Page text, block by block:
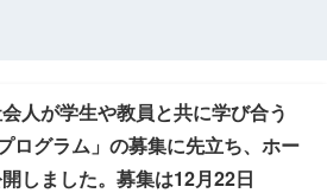
人が学生や教員と共に学び合う
ログラム」の募集に先立ち、ホー
しました。募集は12月22日